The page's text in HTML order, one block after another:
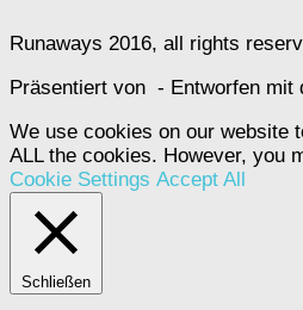
Runaways 2016, all rights
Präsentiert von - Entworfen mit
We use cookies on our website
ALL the cookies. However, you
Cookie Settings Accept All
Schließen